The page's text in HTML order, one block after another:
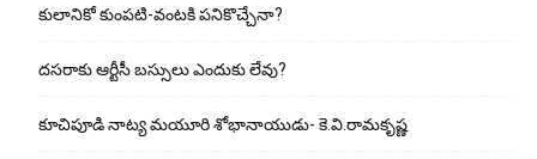
కులానికో కుంప‌టి-వంట‌కి ప‌నికొచ్చేనా?
ద‌స‌రాకు ఆర్టీసీ బ‌స్సులు ఎందుకు లేవు?
కూచిపూడి నాట్య మ‌యూరి శోభానాయుడు- కె.వి.రామకృష్ణ